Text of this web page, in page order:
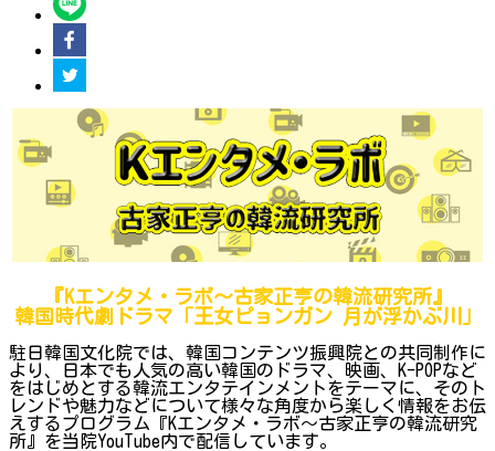
『Kエンタメ・ラボ～古家正亨の韓流研究所』
韓国時代劇ドラマ「王女ピョンガン 月が浮かぶ川」
駐日韓国文化院では、韓国コンテンツ振興院との共同制作に
より、日本でも人気の高い韓国のドラマ、映画、K-POPなど
をはじめとする韓流エンタテインメントをテーマに、そのト
レンドや魅力などについて様々な角度から楽しく情報をお伝
えするプログラム『Kエンタメ・ラボ～古家正亨の韓流研究
所』を当院YouTube内で配信しています。